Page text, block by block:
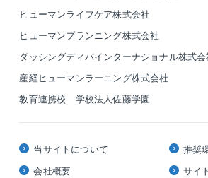
ヒューマンライフケア株式会社
ヒューマンプランニング株式会社
ダッシングディバインターナショナル株式会
産経ヒューマンラーニング株式会社
教育連携校 学校法人佐藤学園
当サイトについて
会社概要
推奨
サイ